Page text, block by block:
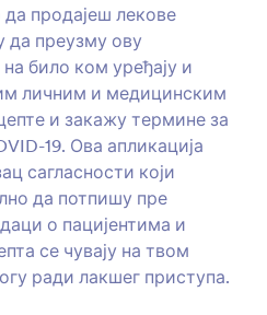
продајеш лекове
да преузму ову
било ком уређају и
личним и медицинским
и закажу термине за
19. Ова апликација
сагласности који
да потпишу пре
о пацијентима и
се чувају на твом
ради лакшег приступа.